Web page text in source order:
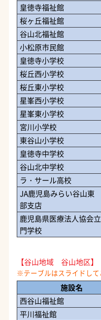
皇徳寺福祉館
桜ヶ丘福祉館
谷山北福祉館
小松原市民館
皇徳寺小学校
桜丘西小学校
桜丘東小学校
星峯西小学校
星峯東小学校
宮川小学校
東谷山小学校
皇徳寺中学校
谷山北中学校
ラ・サール高校
JA鹿児島みらい谷山東
部支店
鹿児島県医療法人協会
門学校
【谷山地域 谷山地区】
施設名
西谷山福祉館
平川福祉館